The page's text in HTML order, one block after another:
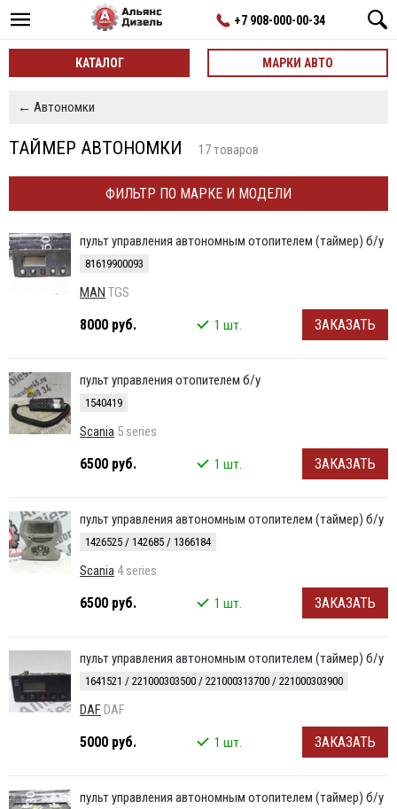
+7 908-000-00-34
КАТАЛОГ МАРКИ АВТО
← Автономки
ТАЙМЕР АВТОНОМКИ 17 товаров
ФИЛЬТР ПО МАРКЕ И МОДЕЛИ
пульт управления автономным отопителем (таймер) б/у
81619900093
MAN TGS
8000 руб. 1 шт. ЗАКАЗАТЬ
пульт управления отопителем б/у
1540419
Scania 5 series
6500 руб. 1 шт. ЗАКАЗАТЬ
пульт управления автономным отопителем (таймер) б/у
1426525 / 142685 / 1366184
Scania 4 series
6500 руб. 1 шт. ЗАКАЗАТЬ
пульт управления автономным отопителем (таймер) б/у
1641521 / 221000303500 / 221000313700 / 221000303900
DAFDAF
5000 руб. 1 шт. ЗАКАЗАТЬ
пульт управления автономным отопителем (таймер) б/у